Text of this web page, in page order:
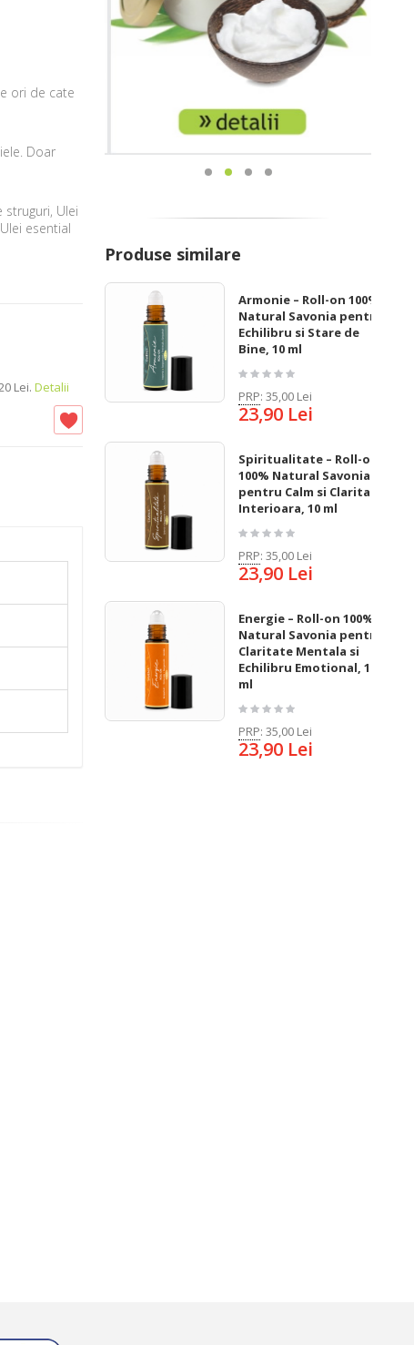
ori de cate
Doar
struguri, Ulei
esential
Lei. Detalii
Produse similare
Armonie – Roll-on 100%
Natural Savonia pentru
Echilibru si Stare de
Bine, 10 ml
PRP: 35,00 Lei
23,90 Lei
Spiritualitate – Roll-on
100% Natural Savonia
pentru Calm si Claritate
Interioara, 10 ml
PRP: 35,00 Lei
23,90 Lei
Energie – Roll-on 100%
Natural Savonia pentru
Claritate Mentala si
Echilibru Emotional, 10
ml
PRP: 35,00 Lei
23,90 Lei